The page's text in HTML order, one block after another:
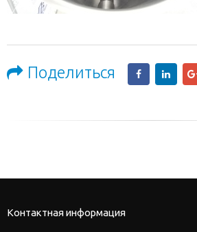
Поделиться
Контактная информация